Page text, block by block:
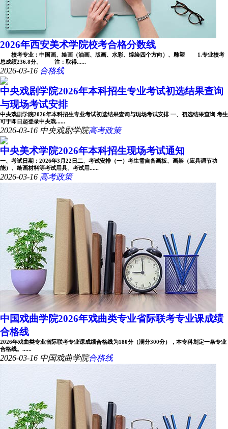
2026年西安美术学院校考合格分数线
校考专业：中国画、绘画（油画、版画、水彩、综绘四个方向）、雕塑 1.专业校考
总成绩236.8分。 注：取得......
2026-03-16 合格线
中央戏剧学院2026年本科招生专业考试初选结果查询
与现场考试安排
中央戏剧学院2026年本科招生专业考试初选结果查询与现场考试安排 一、初选结果查询 考生
可于即日起登录中央戏......
2026-03-16 中央戏剧学院高考政策
中央美术学院2026年本科招生现场考试通知
一、考试日期：2026年3月22日二、考试安排（一）考生需自备画板、画架（应具调节功
能）、绘画材料等考试用具。考试用......
2026-03-16 高考政策
中国戏曲学院2026年戏曲类专业省际联考专业课成绩
合格线
2026年戏曲类专业省际联考专业课成绩合格线为180分（满分300分），本专科划定一条专业
合格线。......
2026-03-16 中国戏曲学院合格线